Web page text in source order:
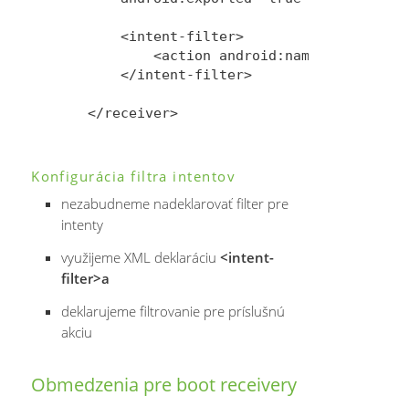
    <intent-filter>
<action
    </intent-filter>
</receiver>
Konfigurácia filtra intentov
nezabudneme nadeklarovať filter pre
intenty
využijeme XML deklaráciu <intent-
filter>a
deklarujeme filtrovanie pre príslušnú
akciu
Obmedzenia pre boot receivery